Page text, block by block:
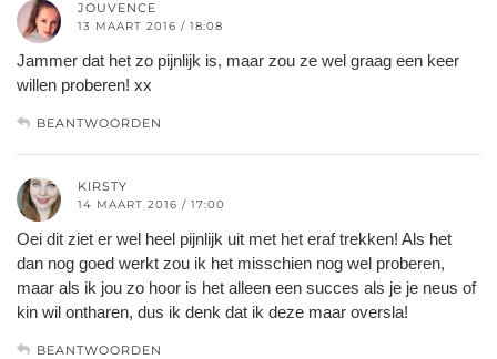
JOUVENCE
13 MAART 2016 / 18:08
Jammer dat het zo pijnlijk is, maar zou ze wel graag een keer
willen proberen! xx
BEANTWOORDEN
KIRSTY
14 MAART 2016 / 17:00
Oei dit ziet er wel heel pijnlijk uit met het eraf trekken! Als het
dan nog goed werkt zou ik het misschien nog wel proberen,
maar als ik jou zo hoor is het alleen een succes als je je neus of
kin wil ontharen, dus ik denk dat ik deze maar oversla!
BEANTWOORDEN